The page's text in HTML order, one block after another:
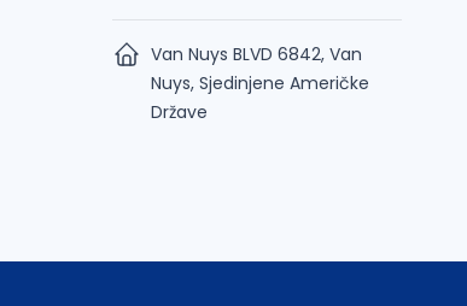
Van Nuys BLVD 6842, Van
Nuys, Sjedinjene Američke
Države